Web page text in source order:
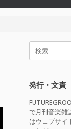
検
発行・文責
で月刊音楽雑
はウェブサイ